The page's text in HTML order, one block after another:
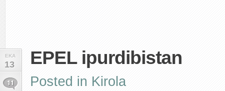
EKA
13
11
EPEL ipurdibistan
Posted in Kirola